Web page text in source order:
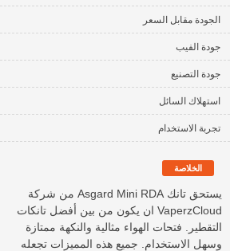
الجودة مقابل السعر
جودة الفيب
جودة التصنيع
استهلاك السائل
تجربة الاستخدام
الخلاصة
يستحق تانك Asgard Mini RDA من شركة
VaperzCloud ان يكون من بين أفضل تانكات
التقطير. فتحات الهواء مثالية والنكهة ممتازة
وسهل الاستخدام. جميع هذه المميزات تجعله